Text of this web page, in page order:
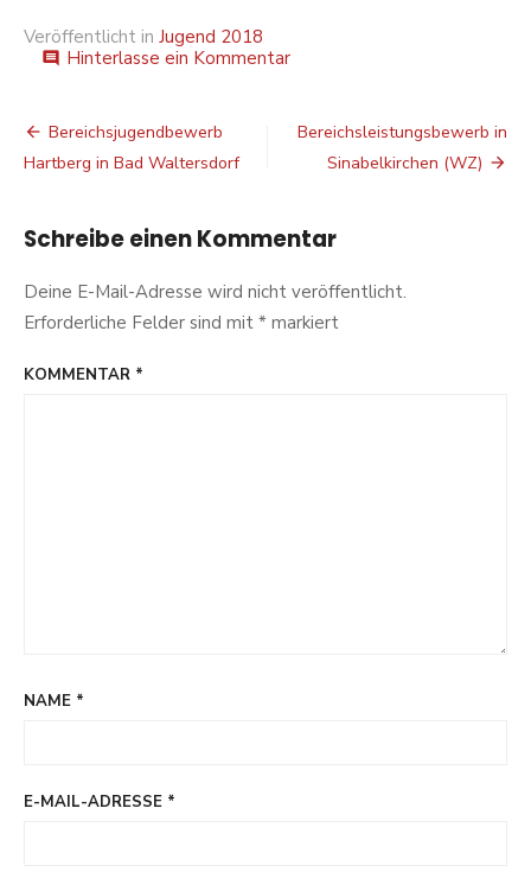
Veröffentlicht in Jugend 2018
comment Hinterlasse ein Kommentarauf
Söchau
(FF)
Beitragsnavigation
Bereichsjugendbewerb
Hartberg in Bad Waltersdorf
Bereichsleistungsbewerb in
Sinabelkirchen (WZ)
Schreibe einen Kommentar
Deine E-Mail-Adresse wird nicht veröffentlicht.
Erforderliche Felder sind mit * markiert
KOMMENTAR *
NAME *
E-MAIL-ADRESSE *